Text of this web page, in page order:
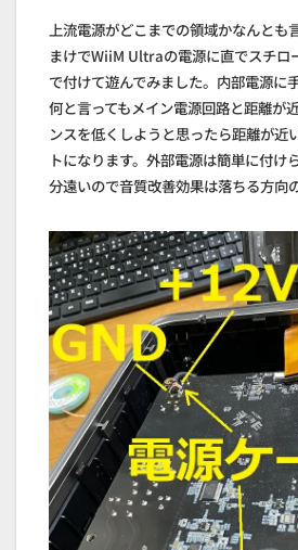
上流電源がどこまでの領域かなんとも
まけでWiiM Ultraの電源に直でスチロ
で付けて遊んでみました。内部電源に
何と言ってもメイン電源回路と距離が
ンスを低くしようと思ったら距離が近
トになります。外部電源は簡単に付け
分遠いので音質改善効果は落ちる方向